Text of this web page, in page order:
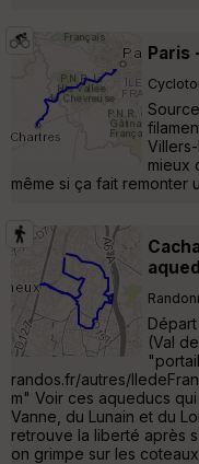
Paris
mieux
même si ça fait remonter
(Val
randos.fr/autres/
m" Voir ces aqueducs
Vanne, du Lunain et du
retrouve la liberté après
on grimpe sur les